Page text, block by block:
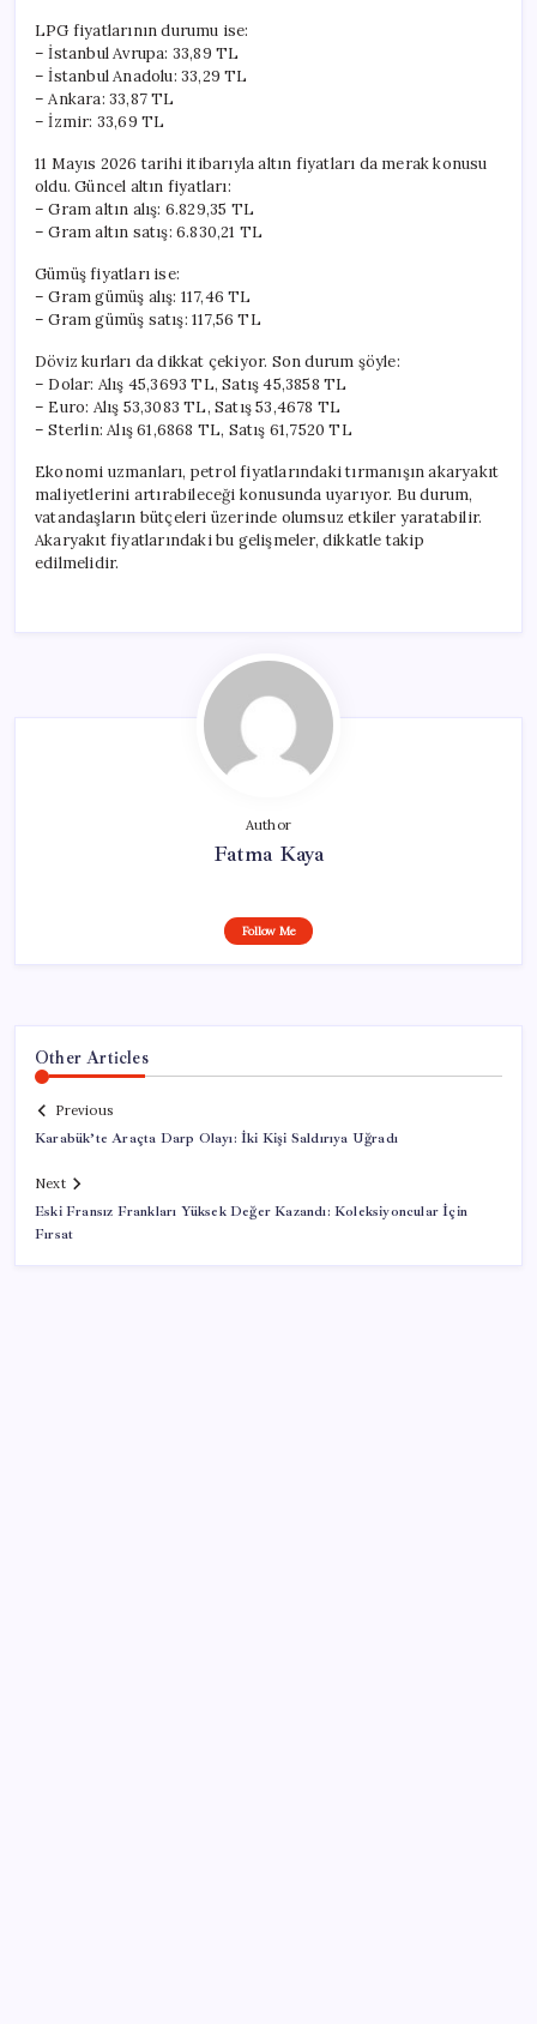
LPG fiyatlarının durumu ise:
– İstanbul Avrupa: 33,89 TL
– İstanbul Anadolu: 33,29 TL
– Ankara: 33,87 TL
– İzmir: 33,69 TL
11 Mayıs 2026 tarihi itibarıyla altın fiyatları da merak konusu
oldu. Güncel altın fiyatları:
– Gram altın alış: 6.829,35 TL
– Gram altın satış: 6.830,21 TL
Gümüş fiyatları ise:
– Gram gümüş alış: 117,46 TL
– Gram gümüş satış: 117,56 TL
Döviz kurları da dikkat çekiyor. Son durum şöyle:
– Dolar: Alış 45,3693 TL, Satış 45,3858 TL
– Euro: Alış 53,3083 TL, Satış 53,4678 TL
– Sterlin: Alış 61,6868 TL, Satış 61,7520 TL
Ekonomi uzmanları, petrol fiyatlarındaki tırmanışın akaryakıt
maliyetlerini artırabileceği konusunda uyarıyor. Bu durum,
vatandaşların bütçeleri üzerinde olumsuz etkiler yaratabilir.
Akaryakıt fiyatlarındaki bu gelişmeler, dikkatle takip
edilmelidir.
Author
Fatma Kaya
Follow Me
Other Articles
Previous
Karabük’te Araçta Darp Olayı: İki Kişi Saldırıya Uğradı
Next
Eski Fransız Frankları Yüksek Değer Kazandı: Koleksiyoncular İçin
Fırsat